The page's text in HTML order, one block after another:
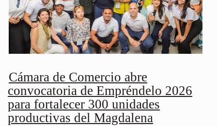
Cámara de Comercio abre
convocatoria de Empréndelo 2026
para fortalecer 300 unidades
productivas del Magdalena